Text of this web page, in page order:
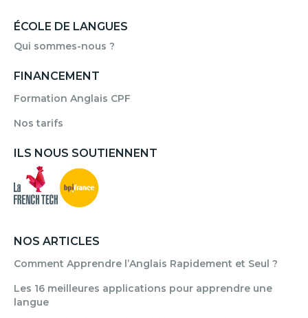
ÉCOLE DE LANGUES
Qui sommes-nous ?
FINANCEMENT
Formation Anglais CPF
Nos tarifs
ILS NOUS SOUTIENNENT
NOS ARTICLES
Comment Apprendre l’Anglais Rapidement et Seul ?
Les 16 meilleures applications pour apprendre une
langue